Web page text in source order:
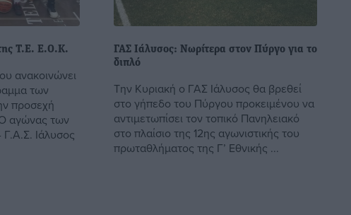
Τ.Ε. Ε.Ο.Κ.
ανακοινώνει
των
προσεχή
αγώνας των
Ιάλυσος
ΓΑΣ Ιάλυσος: Νωρίτερα στον Πύργο για το
διπλό
Την Κυριακή ο ΓΑΣ Ιάλυσος θα βρεθεί
στο γήπεδο του Πύργου προκειμένου να
αντιμετωπίσει τον τοπικό Πανηλειακό
στο πλαίσιο της 12ης αγωνιστικής του
πρωταθλήματος της Γ’ Εθνικής ...